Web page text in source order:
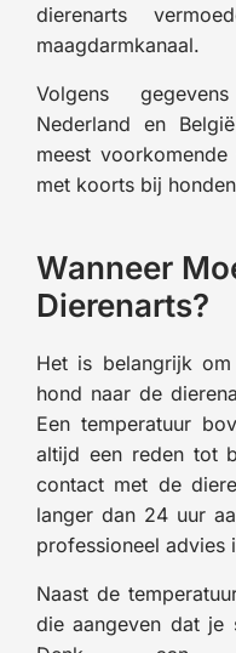
dierenarts
maagdarmkanaal.
Volgens
Nederland en
meest
met koorts bij
Wanneer
Dierenarts?
Het is belangrijk
hond naar de
Een temperatuur
altijd een reden tot
contact met de
langer dan 24 uur
professioneel advies
Naast de
die aangeven dat je